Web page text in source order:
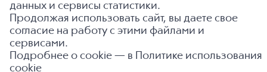
данных и сервисы статистики.
Продолжая использовать сайт, вы даете свое
согласие на работу с этими файлами и
сервисами.
Подробнее о cookie — в
Политике использования
cookie